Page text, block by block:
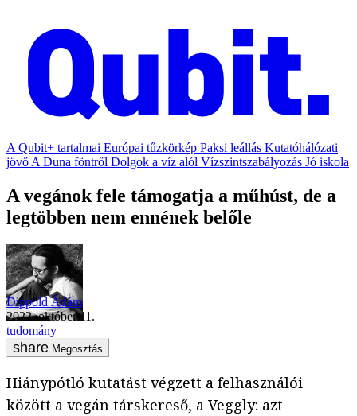
A Qubit+ tartalmai Európai tűzkörkép Paksi leállás Kutatóhálózati
jövő A Duna föntről Dolgok a víz alól Vízszintszabályozás Jó iskola
A vegánok fele támogatja a műhúst, de a
legtöbben nem ennének belőle
Dippold Ádám
2022. október 11.
tudomány
Megosztás
Hiánypótló kutatást végzett a felhasználói
között a vegán társkereső, a Veggly: azt